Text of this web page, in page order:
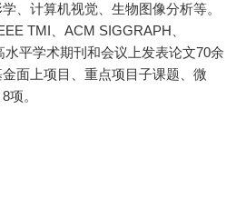
、计算机视觉、生物图像分析等。
TMI、ACM SIGGRAPH、
平学术期刊和会议上发表论文70余
面上项目、重点项目子课题、微
项。